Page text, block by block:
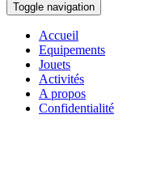
Toggle navigation
Accueil
Equipements
Jouets
Activités
A propos
Confidentialité